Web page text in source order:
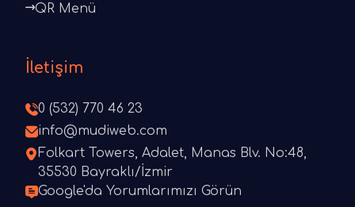
QR Menü
İletişim
0 (532) 770 46 23
info@mudiweb.com
Folkart Towers, Adalet, Manas Blv. No:48,
35530 Bayraklı/İzmir
Google'da Yorumlarımızı Görün